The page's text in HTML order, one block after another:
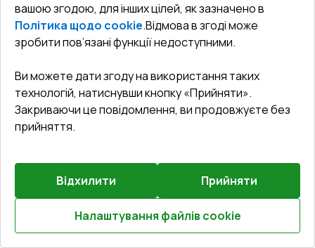
Розрахуй онлайн
Попереднє
замовлення
Залиште відгук
Профільна система: 3 камерна
Глибина профілю
Ущільнення
€888.44
вашою згодою, для інших цілей, як зазначено в
Політика щодо cookie.Відмова в згоді може
зробити пов’язані функції недоступними.
Ви можете дати згоду на використання таких
технологій, натиснувши кнопку «Прийняти».
Закриваючи це повідомлення, ви продовжуєте без
прийняття.
Відхилити Прийняти
Налаштування файлів cookie